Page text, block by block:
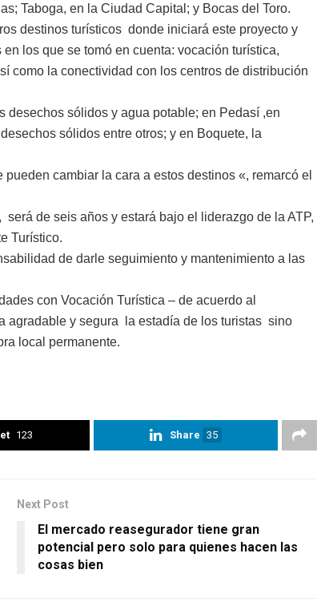
Taboga, en la Ciudad Capital; y Bocas del Toro.
destinos turísticos donde iniciará este proyecto y
los que se tomó en cuenta: vocación turística,
como la conectividad con los centros de distribución
desechos sólidos y agua potable; en Pedasí ,en
sólidos entre otros; y en Boquete, la
cambiar la cara a estos destinos «, remarcó el
de seis años y estará bajo el liderazgo de la ATP,
Turístico.
de darle seguimiento y mantenimiento a las
con Vocación Turística – de acuerdo al
agradable y segura la estadía de los turistas sino
local permanente.
123 Share 35
Next Post
El mercado reasegurador tiene gran
potencial pero solo para quienes hacen las
cosas bien